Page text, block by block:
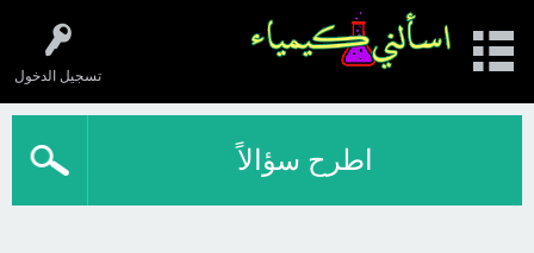
تسجيل الدخول
اطرح سؤالاً